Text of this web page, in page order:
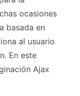
ocasiones
basada en
al usuario
En este
Ajax